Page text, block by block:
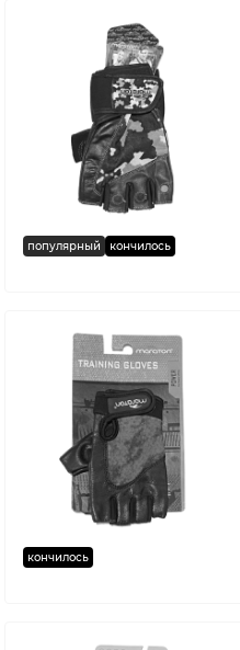
популярный кончилось
кончилось